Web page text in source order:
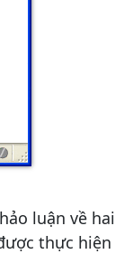
luận về hai
thực hiện